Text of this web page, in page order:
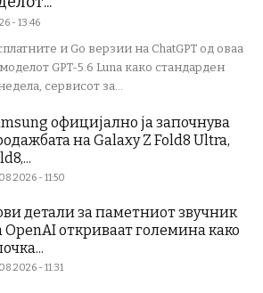
- 13:46
и Go верзии на ChatGPT од оваа
GPT-5.6 Luna како стандарден
сервисот за...
официјално ја започнува
на Galaxy Z Fold8 Ultra,
- 11:50
детали за паметниот звучник
OpenAI откриваат големина како
- 11:31